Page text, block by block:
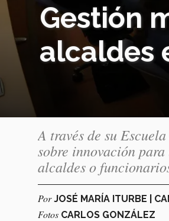
Gestión
alcaldes
A través de su
sobre innovación
alcaldes o
PorJOSÉ MARÍA ITURBE |
Fotos CARLOS GONZÁLEZ